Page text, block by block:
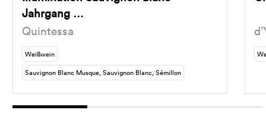
Jahrgang …
Quintessa
Weißwein
Sauvignon Blanc Musque, Sauvignon Blanc, Sémillon